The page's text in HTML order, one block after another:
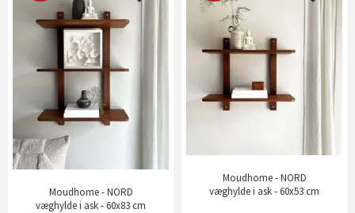
Moudhome - NORD
væghylde i ask - 60x83 cm
Moudhome - NORD
væghylde i ask - 60x53 cm